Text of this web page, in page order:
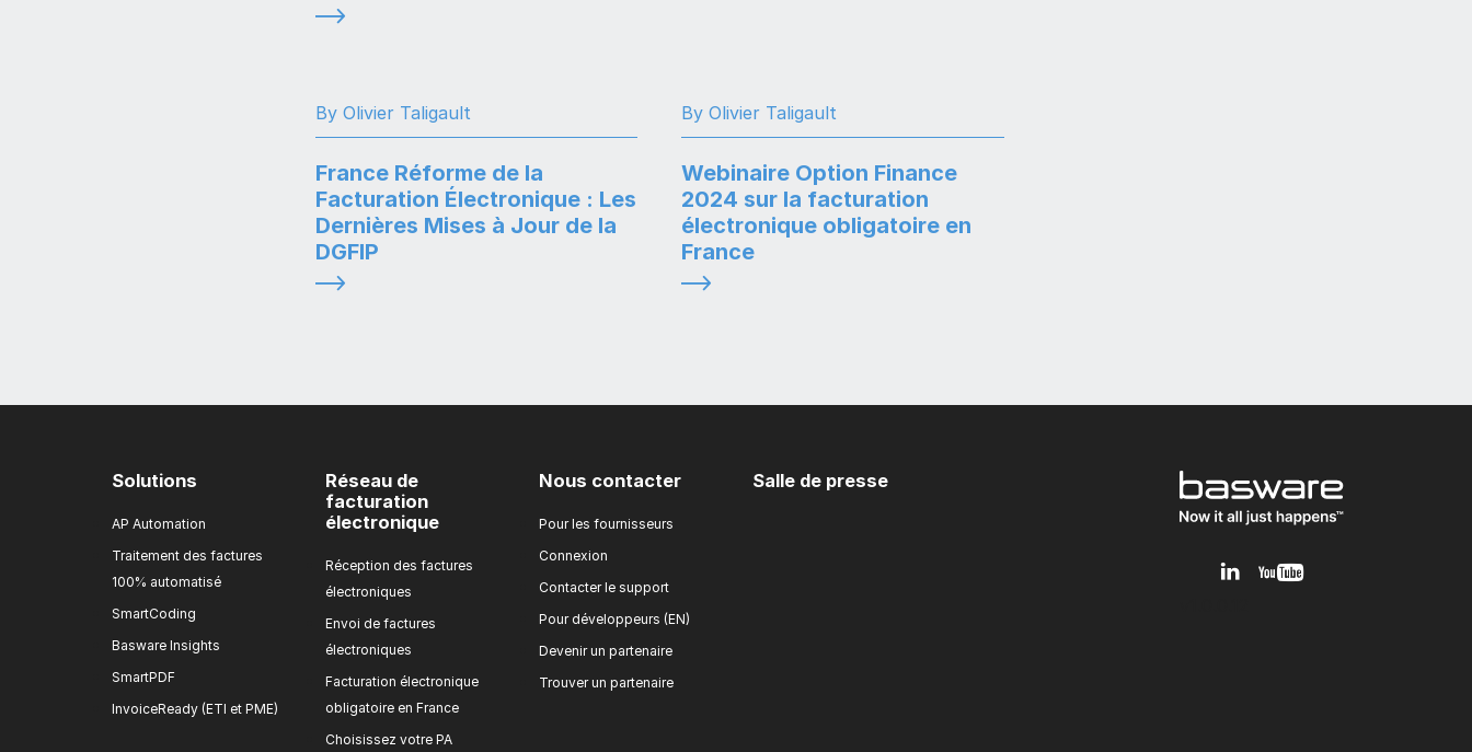
By Olivier Taligault
France Réforme de la
Facturation Électronique : Les
Dernières Mises à Jour de la
DGFIP
By Olivier Taligault
Webinaire Option Finance
2024 sur la facturation
électronique obligatoire en
France
Solutions
AP Automation
Traitement des factures
100% automatisé
SmartCoding
Basware Insights
SmartPDF
InvoiceReady (ETI et PME)
Réseau de
facturation
électronique
Réception des factures
électroniques
Envoi de factures
électroniques
Facturation électronique
obligatoire en France
Choisissez votre PA
Nous contacter
Pour les fournisseurs
Connexion
Contacter le support
Pour développeurs (EN)
Devenir un partenaire
Trouver un partenaire
Salle de presse